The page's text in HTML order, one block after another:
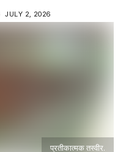
JULY 2, 2026
प्रतीकात्मक तस्वीर.